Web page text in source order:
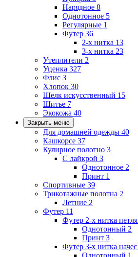
Нарядное 8
Однотонное 5
Регулярные 1
Футер 36
2-х нитка 13
3-х нитка 23
Утеплители 2
Уценка 327
Флис 3
Хлопок 30
Шелк искусственный 15
Шитье 7
Экокожа 40
Закрыть меню
Для домашней одежды 40
Кашкорсе 37
Кулирное полотно 3
С лайкрой 3
Однотонное 2
Принт 1
Спортивные 39
Трикотажные полотна 2
Летние 2
Футер 11
Футер 2-х нитка петля
Однотонный 2
Принт 3
Футер 3-х нитка начес
Однотонный 1